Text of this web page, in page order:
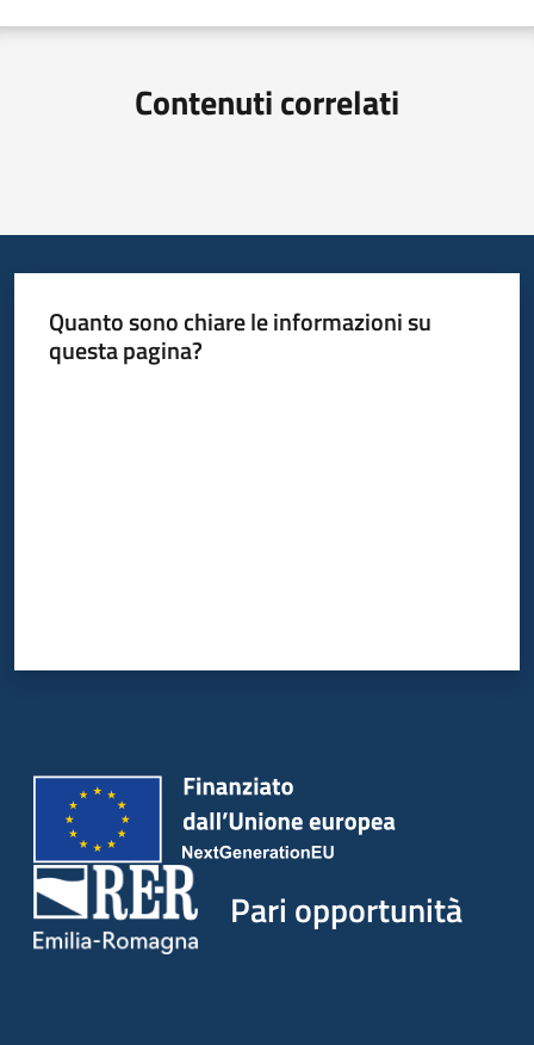
Contenuti correlati
Quanto sono chiare le informazioni su
questa pagina?
Pari opportunità